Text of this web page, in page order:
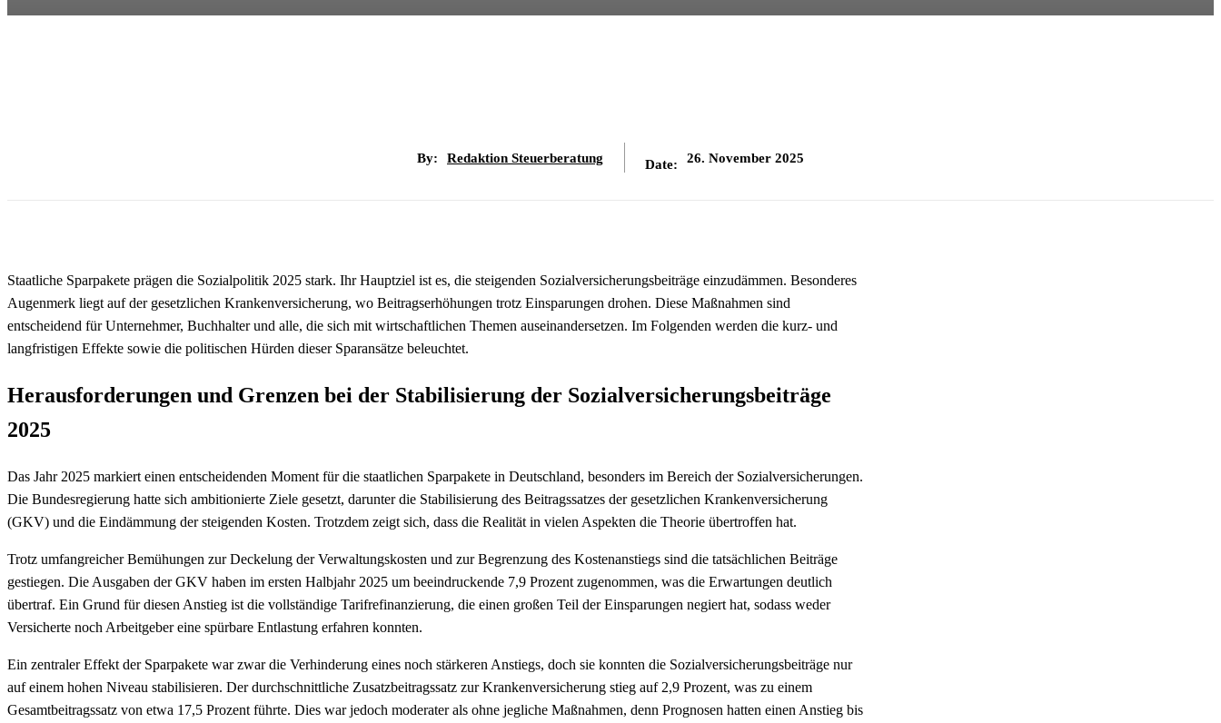
By: Redaktion Steuerberatung Date: 26. November 2025
Staatliche Sparpakete prägen die Sozialpolitik 2025 stark. Ihr Hauptziel ist es, die steigenden Sozialversicherungsbeiträge einzudämmen. Besonderes
Augenmerk liegt auf der gesetzlichen Krankenversicherung, wo Beitragserhöhungen trotz Einsparungen drohen. Diese Maßnahmen sind
entscheidend für Unternehmer, Buchhalter und alle, die sich mit wirtschaftlichen Themen auseinandersetzen. Im Folgenden werden die kurz- und
langfristigen Effekte sowie die politischen Hürden dieser Sparansätze beleuchtet.
Herausforderungen und Grenzen bei der Stabilisierung der Sozialversicherungsbeiträge
2025
Das Jahr 2025 markiert einen entscheidenden Moment für die staatlichen Sparpakete in Deutschland, besonders im Bereich der Sozialversicherungen.
Die Bundesregierung hatte sich ambitionierte Ziele gesetzt, darunter die Stabilisierung des Beitragssatzes der gesetzlichen Krankenversicherung
(GKV) und die Eindämmung der steigenden Kosten. Trotzdem zeigt sich, dass die Realität in vielen Aspekten die Theorie übertroffen hat.
Trotz umfangreicher Bemühungen zur Deckelung der Verwaltungskosten und zur Begrenzung des Kostenanstiegs sind die tatsächlichen Beiträge
gestiegen. Die Ausgaben der GKV haben im ersten Halbjahr 2025 um beeindruckende 7,9 Prozent zugenommen, was die Erwartungen deutlich
übertraf. Ein Grund für diesen Anstieg ist die vollständige Tarifrefinanzierung, die einen großen Teil der Einsparungen negiert hat, sodass weder
Versicherte noch Arbeitgeber eine spürbare Entlastung erfahren konnten.
Ein zentraler Effekt der Sparpakete war zwar die Verhinderung eines noch stärkeren Anstiegs, doch sie konnten die Sozialversicherungsbeiträge nur
auf einem hohen Niveau stabilisieren. Der durchschnittliche Zusatzbeitragssatz zur Krankenversicherung stieg auf 2,9 Prozent, was zu einem
Gesamtbeitragssatz von etwa 17,5 Prozent führte. Dies war jedoch moderater als ohne jegliche Maßnahmen, denn Prognosen hatten einen Anstieg bis